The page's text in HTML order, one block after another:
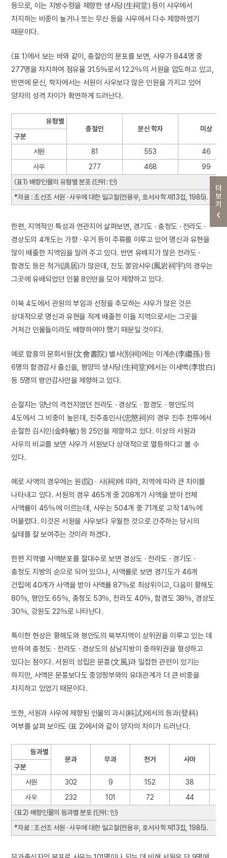
더보기
등으로, 이는 지방수령을 제향한 생사당(生祠堂) 등이 사우에서
차지하는 비중이 높거나 또는 무신 등을 사우에서 다수 제향하였기
때문이다.
〈표 1〉에서 보는 바와 같이, 충절인의 분포를 보면, 사우가 844명 중
277명을 차지하여 점유율 31.5％로서 12.2％의 서원을 압도하고 있고,
반면에 문신, 학자에서는 서원이 사우보다 많은 인원을 가지고 있어
양자의 성격 차이가 확연하게 드러난다.
유형별
충절인
문신 학자
미상
구분
서원
81 553
46
사우
277 468
99
〈표1〉 배향인물의 유형별 분포 (단위: 인)
*자료 : 조선조 서원 · 사우에 대한 일고찰(전용우, 호서사학 제13집, 1985).
한편, 지역적인 특성과 연관지어 살펴보면, 경기도 · 충청도 · 전라도 ·
경상도의 4개도는 가향 · 우거 등이 주류를 이루고 있어 명신과 유현을
많이 배출한 지역임을 알려 주고 있다. 반면 유배지가 많은 전라도 ·
함경도 등은 적거(謫居)가 많은데, 진도 봉암사우(鳳岩祠宇)의 경우는
그곳에 유배되었던 인물 8인만을 모아 제향하고 있다.
이북 4도에서 관원의 부임과 선정을 추모하는 사우가 많은 것은
상대적으로 명신과 유현을 적게 배출한 이들 지역으로서는 그곳을
거쳐간 인물들이라도 배향하여야 했기 때문일 것이다.
예로 함흥의 문회서원(文會書院) 별사(別祠)에는 이계손(李繼孫) 등
6명의 함경감사 출신을, 평양의 생사당(生祠堂)에서는 이세백(李世白)
등 5명의 평안감사만을 제향하고 있다.
순절지는 양난의 격전지였던 전라도 · 경상도 · 함경도 · 평안도의
4도에서 그 비중이 높은데, 진주충민사(忠愍祠)의 경우 진주 전투에서
순절한 김시민(金時敏) 등 25인을 제향하고 있다. 이상의 서원과
사우의 비교를 보면 사우가 서원보다 상대적으로 열등하다고 볼 수
있다.
예로 사액의 경우에는 원(院) · 사(祠)에 따라, 지역에 따라 큰 차이를
나타내고 있다. 서원의 경우 465개 중 208개가 사액을 받아 전체
사액률이 45％에 이르는데, 사우는 504개 중 71개로 고작 14％에
머물렀다. 이것은 서원을 사우보다 우월한 것으로 간주하는 당시의
실태를 잘 보여주는 것이라 하겠다.
한편 지역별 사액분포를 절대수로 보면 경상도 · 전라도 · 경기도 ·
충청도 지방의 순으로 되어 있으나, 사액률로 보면 경기도가 46개
건립에 40개가 사액을 받아 사액률 87％로 최상위이고, 다음이 황해도
80％, 평안도 65％, 충청도 53％, 전라도 40％, 함경도 38％, 경상도
30％, 강원도 22％로 나타난다.
특이한 현상은 황해도와 평안도의 북부지역이 상위권을 이루고 있는 데
반하여 충청도 · 전라도 · 경상도의 삼남지방이 중하위권을 형성하고
있다는 점이다. 서원의 성립은 문풍(文風)과 밀접한 관련이 있기는
하지만, 사액은 문풍보다도 중앙정부와의 유대관계가 더 큰 비중을
차지하고 있었기 때문이다.
또한, 서원과 사우에 제향된 인물의 과시(科試)에서의 등과(登科)
여부를 살펴 보아도 〈표 2〉에서와 같이 양자의 차이가 드러난다.
등과별
문과
무과 천거 사마
구분
서원
302 9 152 38
사우
232 101 72 44
〈표2〉 배향인물의 등과별 분포 (단위: 인)
*자료 : 조선조 서원 · 사우에 대한 일고찰(전용우, 호서사학 제13집, 1985).